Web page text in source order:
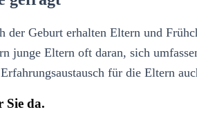
Geburt erhalten Eltern und
junge Eltern oft daran, sich
für die Eltern
Sie da.